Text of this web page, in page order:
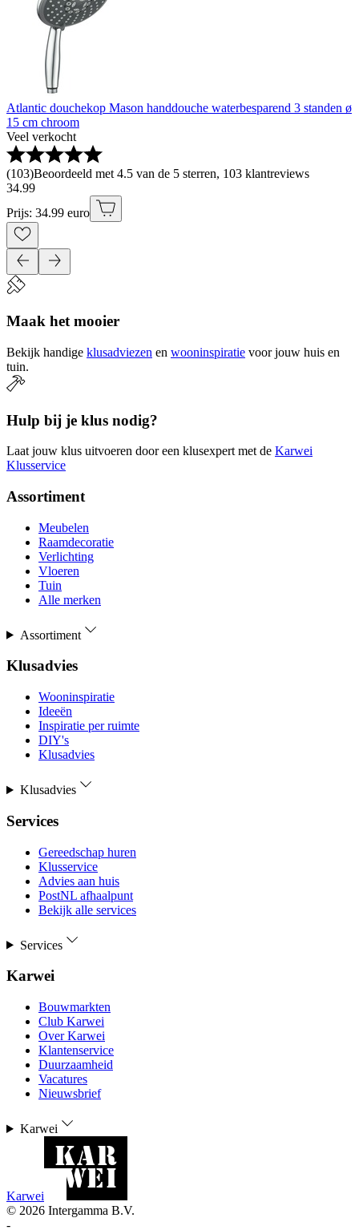
Atlantic douchekop Mason handdouche waterbesparend 3 standen ø
15 cm chroom
Veel verkocht
(103)Beoordeeld met 4.5 van de 5 sterren, 103 klantreviews
34.99
Prijs: 34.99 euro
Maak het mooier
Bekijk handige klusadviezen en wooninspiratie voor jouw huis en
tuin.
Hulp bij je klus nodig?
Laat jouw klus uitvoeren door een klusexpert met de Karwei
Klusservice
Assortiment
Meubelen
Raamdecoratie
Verlichting
Vloeren
Tuin
Alle merken
Assortiment
Klusadvies
Wooninspiratie
Ideeën
Inspiratie per ruimte
DIY's
Klusadvies
Klusadvies
Services
Gereedschap huren
Klusservice
Advies aan huis
PostNL afhaalpunt
Bekijk alle services
Services
Karwei
Bouwmarkten
Club Karwei
Over Karwei
Klantenservice
Duurzaamheid
Vacatures
Nieuwsbrief
Karwei
Karwei
© 2026 Intergamma B.V.
-